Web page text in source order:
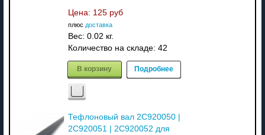
Цена: 125 руб
плюс доставка
Вес: 0.02 кг.
Количество на складе: 42
В корзину Подробнее
Тефлоновый вал 2C920050 |
2C920051 | 2C920052 для